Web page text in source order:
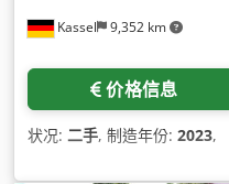
Kassel 9,352 km
价格信息
状况: 二手, 制造年份: 2023,